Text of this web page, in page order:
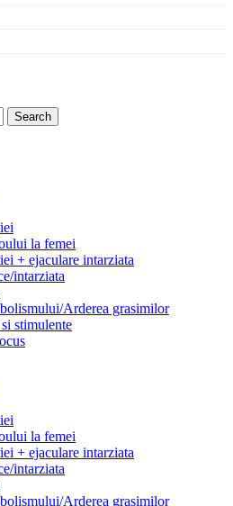
Search
la femei
+ ejaculare intarziata
intarziata
Arderea grasimilor
stimulente
la femei
+ ejaculare intarziata
intarziata
Arderea grasimilor